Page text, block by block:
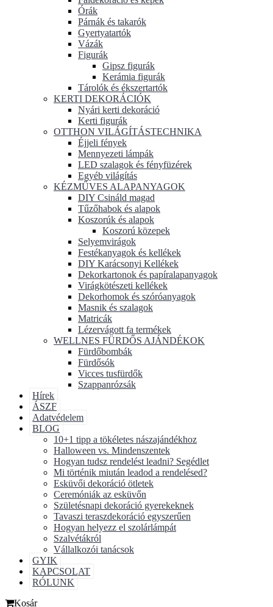
Órák
Párnák és takarók
Gyertyatartók
Vázák
Figurák
Gipsz figurák
Kerámia figurák
Tárolók és ékszertartók
KERTI DEKORÁCIÓK
Nyári kerti dekoráció
Kerti figurák
OTTHON VILÁGÍTÁSTECHNIKA
Éjjeli fények
Mennyezeti lámpák
LED szalagok és fényfüzérek
Egyéb világítás
KÉZMŰVES ALAPANYAGOK
DIY Csináld magad
Tűzőhabok és alapok
Koszorúk és alapok
Koszorú közepek
Selyemvirágok
Festékanyagok és kellékek
DIY Karácsonyi Kellékek
Dekorkartonok és papíralapanyagok
Virágkötészeti kellékek
Dekorhomok és szóróanyagok
Masnik és szalagok
Matricák
Lézervágott fa termékek
WELLNES FÜRDŐS AJÁNDÉKOK
Fürdőbombák
Fürdősók
Vicces tusfürdők
Szappanrózsák
Hírek
ÁSZF
Adatvédelem
BLOG
10+1 tipp a tökéletes nászajándékhoz
Halloween vs. Mindenszentek
Hogyan tudsz rendelést leadni? Segédlet
Mi történik miután leadod a rendelésed?
Esküvői dekoráció ötletek
Ceremóniák az esküvőn
Születésnapi dekoráció gyerekeknek
Tavaszi teraszdekoráció egyszerűen
Hogyan helyezz el szolárlámpát
Szalvétákról
Vállalkozói tanácsok
GYIK
KAPCSOLAT
RÓLUNK
Kosár